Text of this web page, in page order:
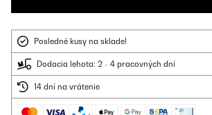
Posledné kusy na sklade!
Dodacia lehota: 2 - 4 pracovných dní
14 dní na vrátenie